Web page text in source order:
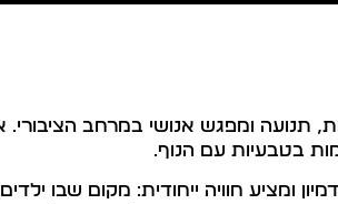
תנועה ומפגש אנושי במרחב
בטבעיות עם הנוף.
ומציע חוויה ייחודית: מקום שבו